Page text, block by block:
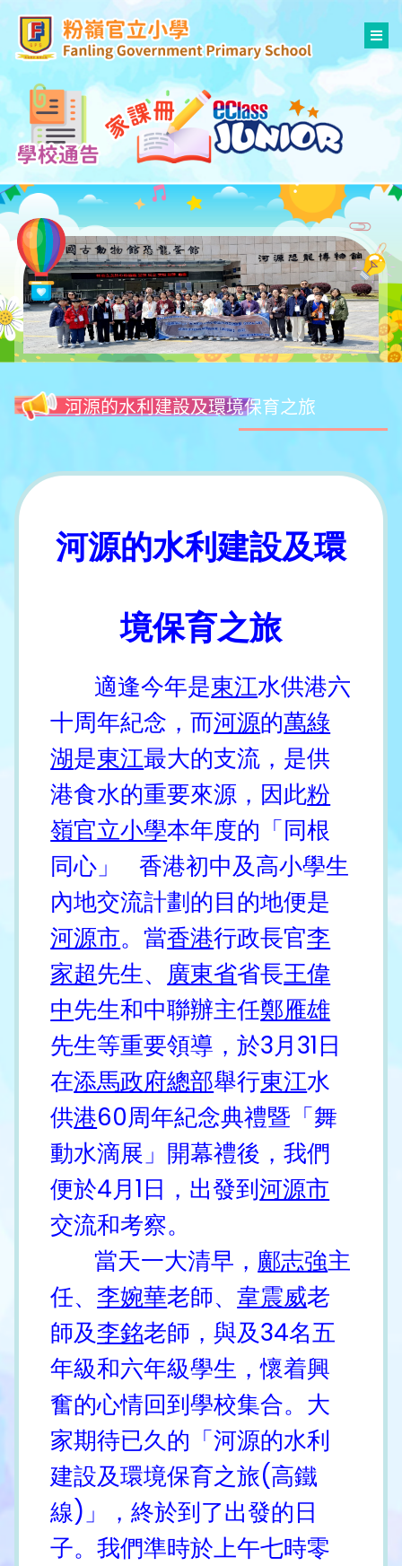
河源的水利建設及環境保育之旅
河源的水利建設及環
境保育之旅
適逢今年是東江水供港六
十周年紀念，而河源的萬綠
湖是東江最大的支流，是供
港食水的重要來源，因此粉
嶺官立小學本年度的「同根
同心」 香港初中及高小學生
內地交流計劃的目的地便是
河源市。當香港行政長官李
家超先生、 廣東省省長王偉
中先生和中聯辦主任鄭雁雄
先生等重要領導，於3月31日
在添馬政府總部舉行東江水
供港60周年紀念典禮暨「舞
動水滴展」開幕禮後，我們
便於4月1日，出發到河源市
交流和考察。
當天一大清早， 鄺志強主
任、李婉華老師、韋震威老
師及李銘老師，與及34名五
年級和六年級學生，懷着興
奮的心情回到學校集合。大
家期待已久的「河源的水利
建設及環境保育之旅(高鐵
線)」，終於到了出發的日
子。我們準時於上午七時零